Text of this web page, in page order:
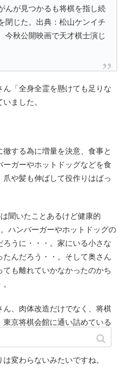
んが見つかるも将棋を指し続
閉じた。出典：松山ケンイチ
今秋公開映画で天才棋士演じ
ん 「全身全霊を懸けても足りな
いました。
徹する為に増量を決意、食事と
ーガーやホットドッグなどを食
や髪も伸ばして役作りはばっ
聞いたことあるけど健康的
ハンバーガーやホットドッグの
ろうに・・・。家にいる小さな
んだろう・・。そして奥さん
も離れていかなかったのかち
、 肉体改造だけでなく、将棋
京将棋会館に通い詰めている
変わらないみたいですね。